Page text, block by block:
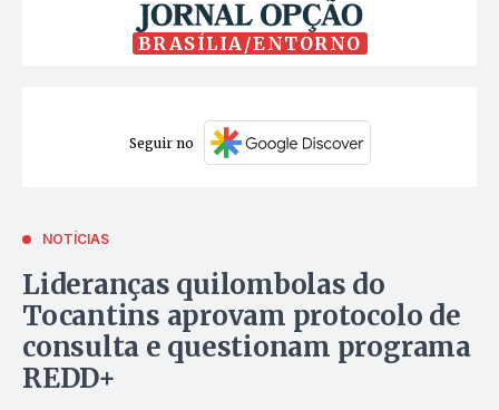
BRASÍLIA/ENTORNO
Seguir no
NOTÍCIAS
Lideranças quilombolas do
Tocantins aprovam protocolo de
consulta e questionam programa
REDD+